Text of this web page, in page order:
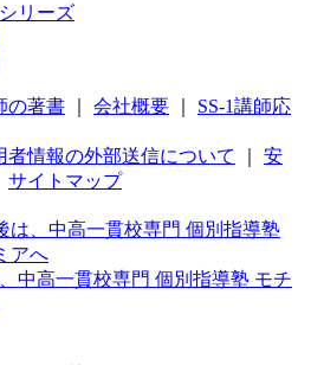
リーズ
の著書 会社概要
SS-1講師応
者情報の外部送信について
安
サイトマップ
中高一貫校専門 個別指導塾 モチ